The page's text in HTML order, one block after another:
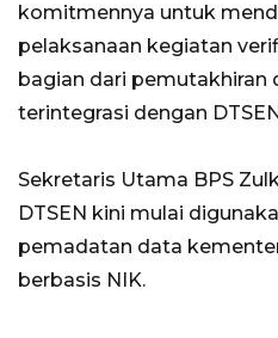
komitmennya untuk
pelaksanaan kegiatan
bagian dari pemutakhiran
terintegrasi dengan
Sekretaris Utama BPS
DTSEN kini mulai
pemadatan data
berbasis NIK.